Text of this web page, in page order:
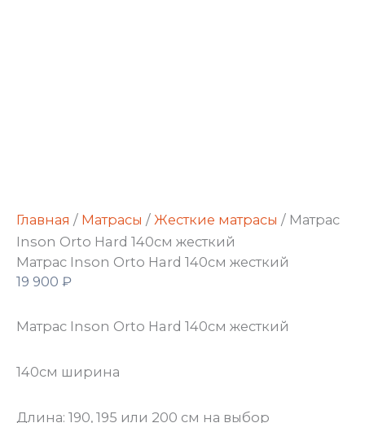
Главная / Матрасы / Жесткие матрасы / Матрас
Inson Orto Hard 140см жесткий
Матрас Inson Orto Hard 140см жесткий
19 900 ₽
Матрас Inson Orto Hard 140см жесткий
140см ширина
Длина: 190, 195 или 200 см на выбор